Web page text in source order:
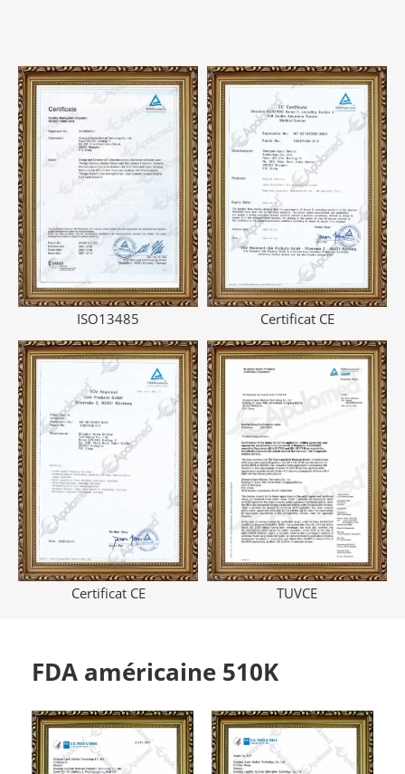
ISO13485 Certificat CE
Certificat CE TUVCE
FDA américaine 510K